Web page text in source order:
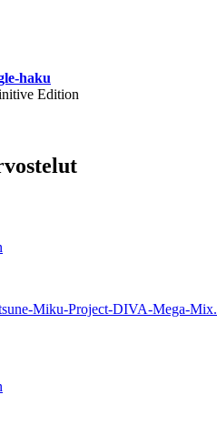
haku
Miku-Project-DIVA-Mega-Mix.